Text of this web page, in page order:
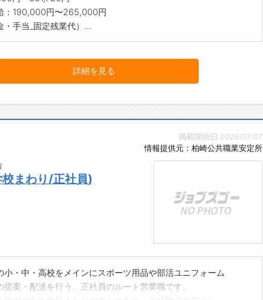
：190,000円〜265,000円
・手当_固定残業代）...
詳細を見る
掲載開始日:2026/07/07
情報提供元：柏崎公共職業安定所
まわり/正社員)
小・中・高校をメインにスポーツ用品や部活ユニフォーム
提案・配達を行う、正社員のルート営業職です。